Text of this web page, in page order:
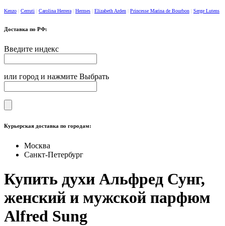
Kenzo Cerruti Carolina Herrera Hermes Elizabeth Arden Princesse Marina de Bourbon Serge Lutens
Доставка по РФ:
Введите индекс
или город и нажмите Выбрать
Курьерская доставка по городам:
Москва
Санкт-Петербург
Купить духи Альфред Сунг,
женский и мужской парфюм
Alfred Sung